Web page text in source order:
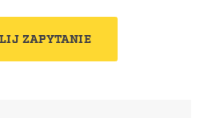
ZAPYTANIE